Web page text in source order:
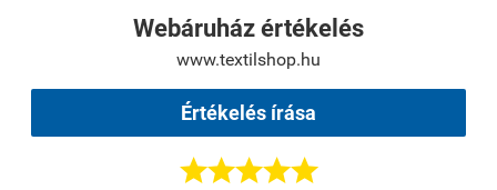
Webáruház értékelés
www.textilshop.hu
Értékelés írása
